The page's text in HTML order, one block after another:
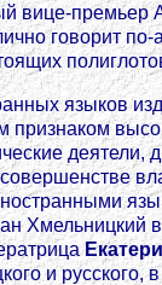
вице-премьер
говорит по-
языков
деятели,
Хмельницкий
и русского,